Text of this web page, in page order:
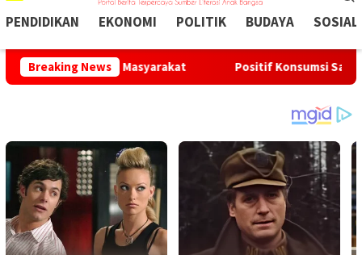
Mobile
PENDIDIKAN EKONOMI POLITIK BUDAYA SOSIAL
Breaking News
Masyarakat Positif Konsumsi Sabu, Oknum